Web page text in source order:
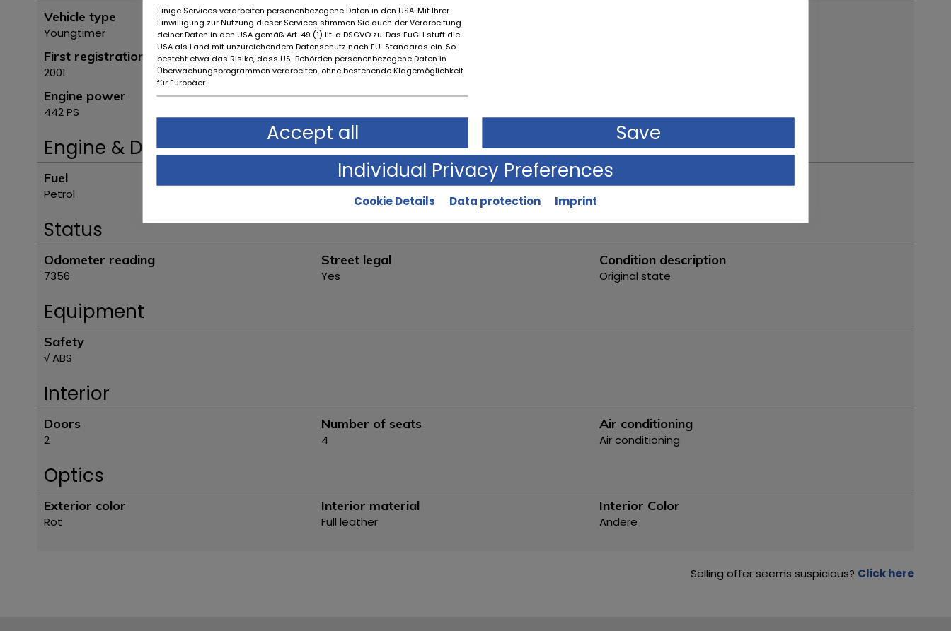
Vehicle type
Youngtimer
Make
Ferrari
First registration year
2001
First registration month
4
Engine power
442 PS
Engine & Drive
Fuel
Petrol
Transmission
Automatic
Status
Odometer reading
7356
Street legal
Yes
Condition description
Original state
Equipment
Safety
√ ABS
Interior
Doors
2
Number of seats
4
Air conditioning
Air conditioning
Optics
Exterior color
Rot
Interior material
Full leather
Interior Color
Andere
Selling offer seems suspicious? Click here
Einige Services verarbeiten personenbezogene Daten in den USA. Mit Ihrer
Einwilligung zur Nutzung dieser Services stimmen Sie auch der Verarbeitung
deiner Daten in den USA gemäß Art. 49 (1) lit. a DSGVO zu. Das EuGH stuft die
USA als Land mit unzureichendem Datenschutz nach EU-Standards ein. So
besteht etwa das Risiko, dass US-Behörden personenbezogene Daten in
Überwachungsprogrammen verarbeiten, ohne bestehende Klagemöglichkeit
für Europäer.
Accept all
Save
Individual Privacy Preferences
Cookie Details Data protection Imprint